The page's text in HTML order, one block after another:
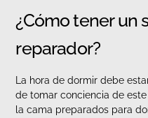
¿Cómo tener un
reparador?
La hora de dormir debe
de tomar conciencia de
la cama preparados para